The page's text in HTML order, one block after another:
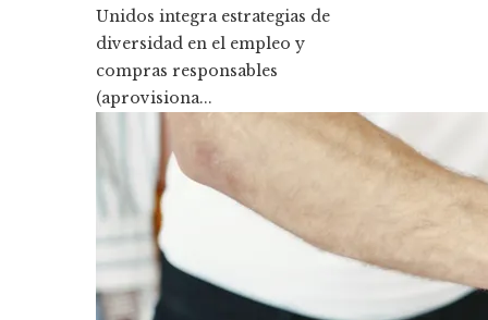
Unidos integra estrategias de
diversidad en el empleo y
compras responsables
(aprovisiona...